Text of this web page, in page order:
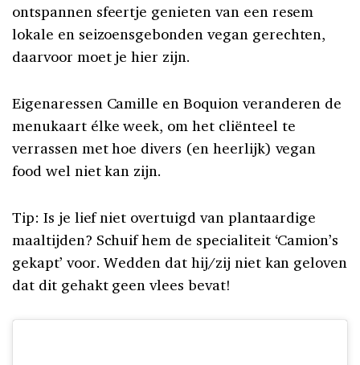
ontspannen sfeertje genieten van een resem
lokale en seizoensgebonden vegan gerechten,
daarvoor moet je hier zijn.
Eigenaressen Camille en Boquion veranderen de
menukaart élke week, om het cliënteel te
verrassen met hoe divers (en heerlijk) vegan
food wel niet kan zijn.
Tip: Is je lief niet overtuigd van plantaardige
maaltijden? Schuif hem de specialiteit ‘Camion’s
gekapt’ voor. Wedden dat hij/zij niet kan geloven
dat dit gehakt geen vlees bevat!